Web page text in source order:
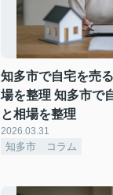
知多市で自宅を売
場を整理 知多市で
と相場を整理
2026.03.31
知多市 コラム